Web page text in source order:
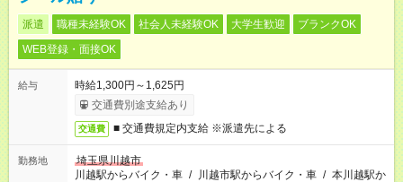
派遣 職種未経験OK 社会人未経験OK 大学生歓迎
ブランクOK
WEB登録・面接OK
給与
時給1,300円～1,625円
交通費別途支給あり
交通費 ■ 交通費規定内支給 ※派遣先による
勤務地
埼玉県川越市
川越駅からバイク・車 / 川越市駅からバイク・車 / 本川越駅か